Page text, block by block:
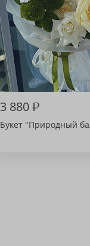
3 880₽
Букет "Природный